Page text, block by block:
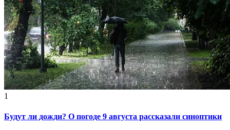
1
Будут ли дожди? О погоде 9 августа рассказали синоптики